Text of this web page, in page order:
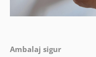
Ambalaj sigur